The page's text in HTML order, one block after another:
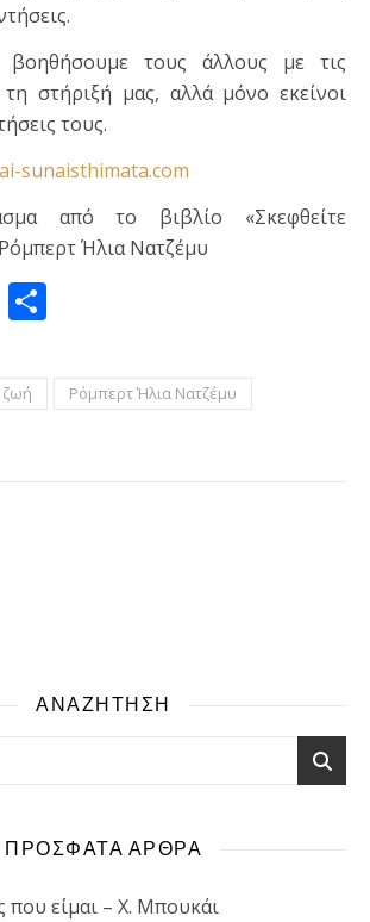
τους άλλους με τις
στήριξή μας, αλλά μόνο εκείνοι
τους.
sunaisthimata.com
από το βιβλίο «Σκεφθείτε
Ήλια Νατζέμυ
Email
ζωή
Ρόμπερτ Ήλια Νατζέμυ
ΑΝΑΖΗΤΗΣΗ
ΠΡΟΣΦΑΤΑ ΑΡΘΡΑ
που είμαι – Χ. Μπουκάι